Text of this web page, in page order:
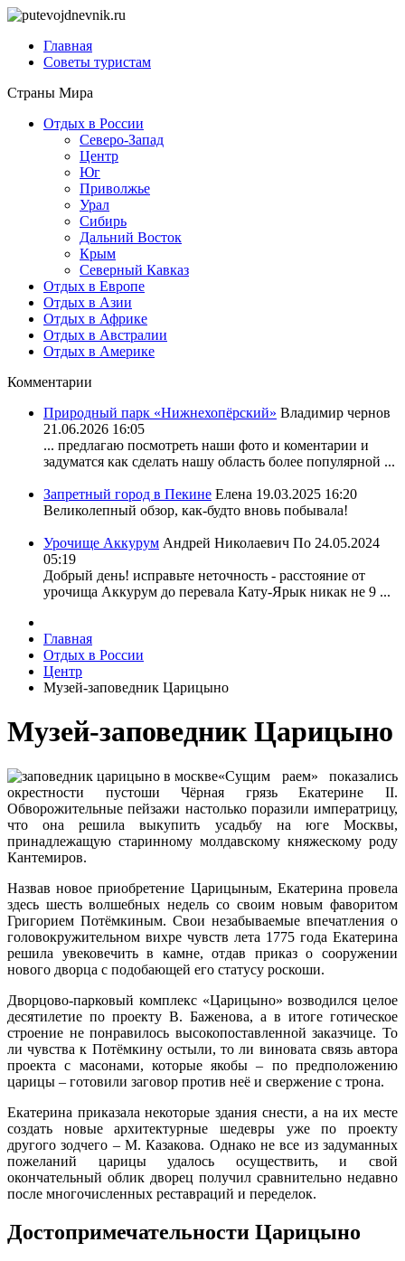
Главная
Советы туристам
Страны Мира
Отдых в России
Северо-Запад
Центр
Юг
Приволжье
Урал
Сибирь
Дальний Восток
Крым
Северный Кавказ
Отдых в Европе
Отдых в Азии
Отдых в Африке
Отдых в Австралии
Отдых в Америке
Комментарии
Природный парк «Нижнехопёрский» Владимир чернов
21.06.2026 16:05
... предлагаю посмотреть наши фото и коментарии и
задуматся как сделать нашу область более популярной ...
Запретный город в Пекине Елена 19.03.2025 16:20
Великолепный обзор, как-будто вновь побывала!
Урочище Аккурум Андрей Николаевич По 24.05.2024
05:19
Добрый день! исправьте неточность - расстояние от
урочища Аккурум до перевала Кату-Ярык никак не 9 ...
Главная
Отдых в России
Центр
Музей-заповедник Царицыно
Музей-заповедник Царицыно
«Сущим раем» показались
окрестности пустоши Чёрная грязь Екатерине II.
Обворожительные пейзажи настолько поразили императрицу,
что она решила выкупить усадьбу на юге Москвы,
принадлежащую старинному молдавскому княжескому роду
Кантемиров.
Назвав новое приобретение Царицыным, Екатерина провела
здесь шесть волшебных недель со своим новым фаворитом
Григорием Потёмкиным. Свои незабываемые впечатления о
головокружительном вихре чувств лета 1775 года Екатерина
решила увековечить в камне, отдав приказ о сооружении
нового дворца с подобающей его статусу роскоши.
Дворцово-парковый комплекс «Царицыно» возводился целое
десятилетие по проекту В. Баженова, а в итоге готическое
строение не понравилось высокопоставленной заказчице. То
ли чувства к Потёмкину остыли, то ли виновата связь автора
проекта с масонами, которые якобы – по предположению
царицы – готовили заговор против неё и свержение с трона.
Екатерина приказала некоторые здания снести, а на их месте
создать новые архитектурные шедевры уже по проекту
другого зодчего – М. Казакова. Однако не все из задуманных
пожеланий царицы удалось осуществить, и свой
окончательный облик дворец получил сравнительно недавно
после многочисленных реставраций и переделок.
Достопримечательности Царицыно